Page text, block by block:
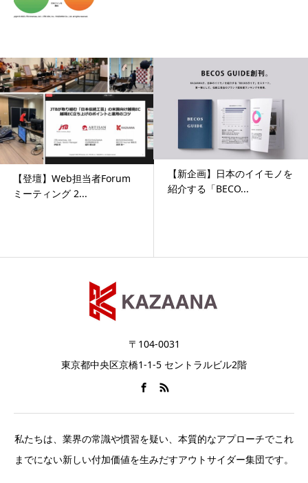
【登壇】Web担当者Forum
ミーティング 2...
【新企画】​日本のイイモノを
紹介する「BECO...
〒104-0031
東京都中央区京橋1-1-5 セントラルビル2階
私たちは、業界の常識や慣習を疑い、本質的なアプローチでこれ
までにない新しい付加価値を生みだすアウトサイダー集団です。